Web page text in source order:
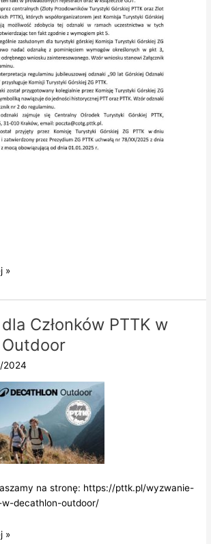
»
Członków PTTK w
2024
na stronę: https://pttk.pl/wyzwanie-
decathlon-outdoor/
»